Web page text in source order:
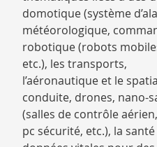
domotique (système
météorologique,
robotique (robots
etc.), les transports,
l’aéronautique et le
conduite, drones, nano-
(salles de contrôle aérien,
pc sécurité, etc.), la